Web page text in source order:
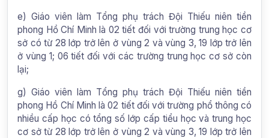
e) Giáo viên làm Tổng phụ trách Đội Thiếu niên tiền
phong Hồ Chí Minh là 02 tiết đối với trường trung học cơ
sở có từ 28 lớp trở lên ở vùng 2 và vùng 3, 19 lớp trở lên
ở vùng 1; 06 tiết đối với các trường trung học cơ sở còn
lại;
g) Giáo viên làm Tổng phụ trách Đội Thiếu niên tiền
phong Hồ Chí Minh là 02 tiết đối với trường phổ thông có
nhiều cấp học có tổng số lớp cấp tiểu học và trung học
cơ sở từ 28 lớp trở lên ở vùng 2 và vùng 3, 19 lớp trở lên